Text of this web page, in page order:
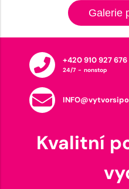
Galerie
+420 910 927 676
24/7 - nonstop
Kvalitní